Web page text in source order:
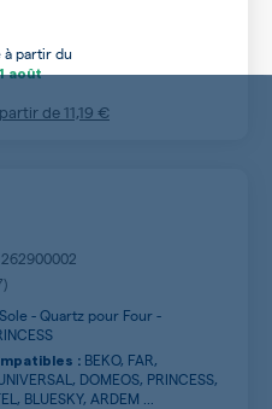
à partir du
août
de11,19 €
- Quartz pour Four -
: BEKO, FAR,
DOMEOS, PRINCESS,
BLUESKY, ARDEM ...